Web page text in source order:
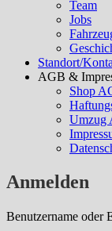
Team
Jobs
Standort/
AGB &
Shop
Umzug
Anmelden
Benutzername oder